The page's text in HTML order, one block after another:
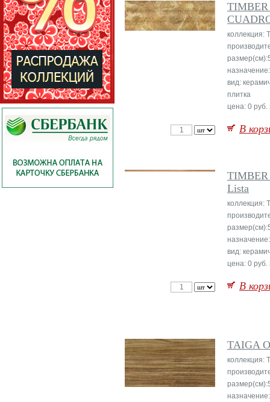
коллекция:
вид:
плитка
цена: 0 руб.
В
Lista
коллекция:
вид:
цена: 0 руб.
В
TAIGA
коллекция: